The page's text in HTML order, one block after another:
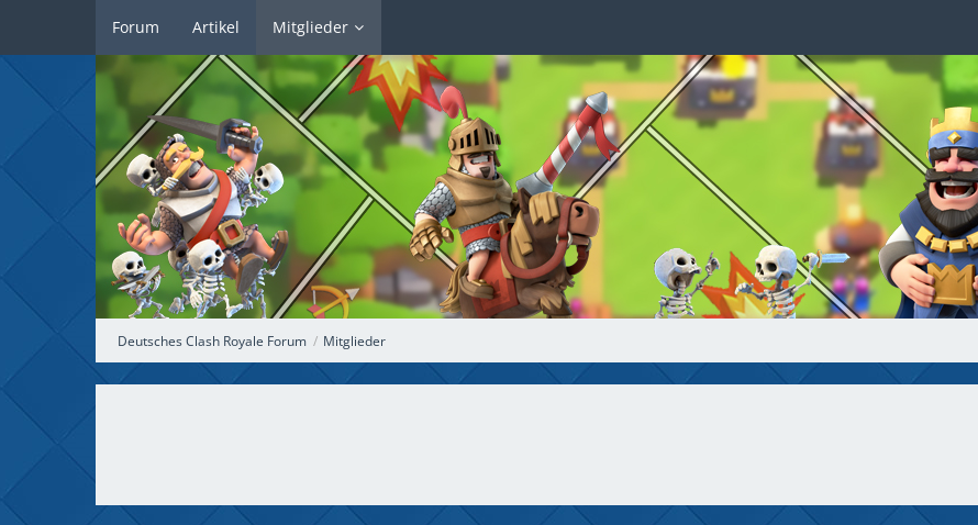
Forum Artikel Mitglieder
Deutsches Clash Royale Forum Mitglieder